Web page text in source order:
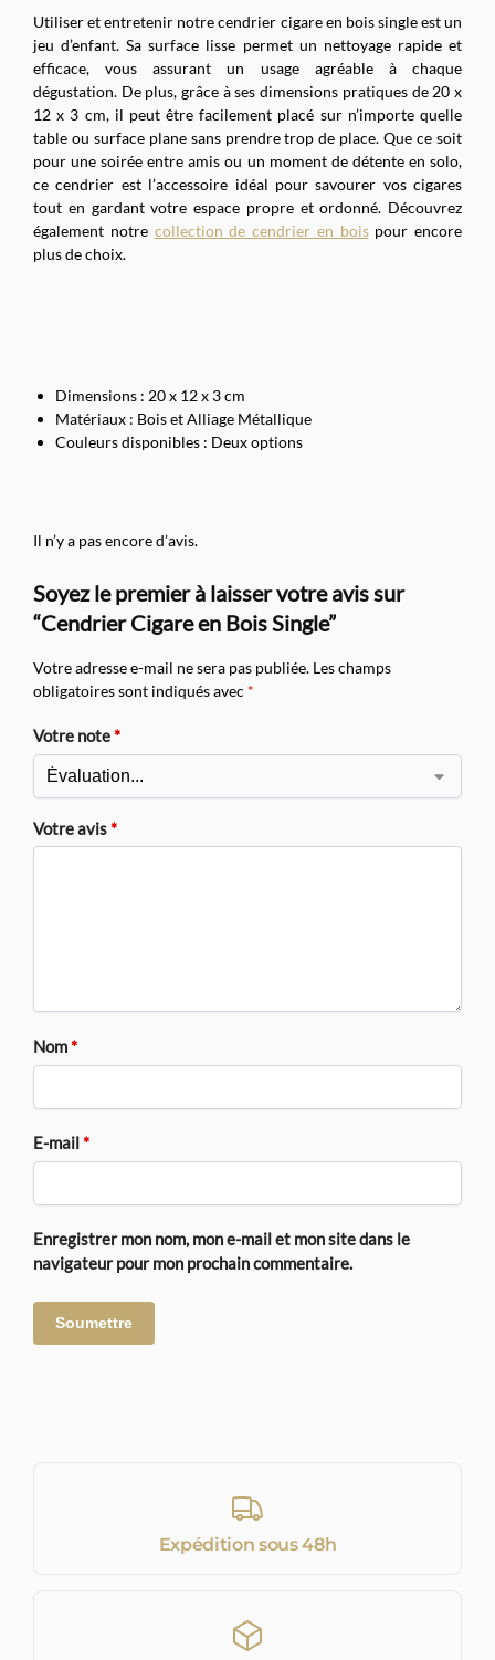
Utiliser et entretenir notre cendrier cigare en bois single est un
jeu d’enfant. Sa surface lisse permet un nettoyage rapide et
efficace, vous assurant un usage agréable à chaque
dégustation. De plus, grâce à ses dimensions pratiques de 20 x
12 x 3 cm, il peut être facilement placé sur n’importe quelle
table ou surface plane sans prendre trop de place. Que ce soit
pour une soirée entre amis ou un moment de détente en solo,
ce cendrier est l’accessoire idéal pour savourer vos cigares
tout en gardant votre espace propre et ordonné. Découvrez
également notre collection de cendrier en boispour encore
plus de choix.
Dimensions : 20 x 12 x 3 cm
Matériaux : Bois et Alliage Métallique
Couleurs disponibles : Deux options
Il n’y a pas encore d’avis.
Soyez le premier à laisser votre avis sur
“Cendrier Cigare en Bois Single”
Votre adresse e-mail ne sera pas publiée. Les champs
obligatoires sont indiqués avec *
Votre note*
Votre avis*
Nom*
E-mail*
Enregistrer mon nom, mon e-mail et mon site dans le
navigateur pour mon prochain commentaire.
Expédition sous 48h